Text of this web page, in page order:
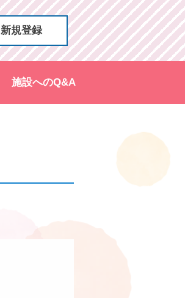
新規登録
施設へのQ&A